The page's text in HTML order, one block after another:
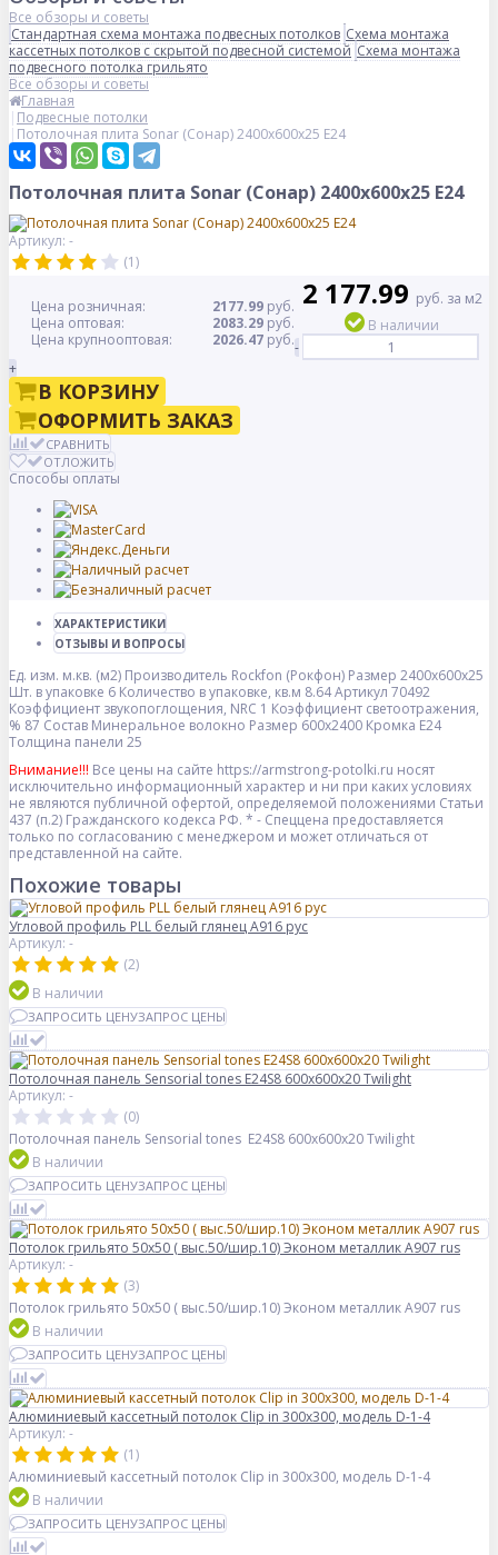
Все обзоры и советы
Стандартная схема монтажа подвесных потолков Схема монтажа
кассетных потолков с скрытой подвесной системой Схема монтажа
подвесного потолка грильято
Все обзоры и советы
Главная
Подвесные потолки
Потолочная плита Sonar (Сонар) 2400x600x25 E24
Потолочная плита Sonar (Сонар) 2400x600x25 E24
Артикул: -
(1)
Цена розничная: 2177.99 руб.
Цена оптовая:
2083.29 руб.
Цена крупнооптовая:
2026.47 руб.
2 177.99 руб. за м2
В наличии
-
+
В КОРЗИНУ
ОФОРМИТЬ ЗАКАЗ
СРАВНИТЬ
ОТЛОЖИТЬ
Способы оплаты
ХАРАКТЕРИСТИКИ
ОТЗЫВЫ И ВОПРОСЫ
Ед. изм. м.кв. (м2) Производитель Rockfon (Рокфон) Размер 2400x600x25
Шт. в упаковке 6 Количество в упаковке, кв.м 8.64Артикул 70492
Коэффициент звукопоглощения, NRC 1 Коэффициент светоотражения,
% 87 Состав Минеральное волокно Размер 600x2400 Кромка E24
Толщина панели 25
Внимание!!! Все цены на сайте https://armstrong-potolki.ru носят
исключительно информационный характер и ни при каких условиях
не являются публичной офертой, определяемой положениями Статьи
437 (п.2) Гражданского кодекса РФ. * - Спеццена предоставляется
только по согласованию с менеджером и может отличаться от
представленной на сайте.
Похожие товары
Угловой профиль PLL белый глянец А916 рус
Артикул: -
(2)
В наличии
ЗАПРОСИТЬ ЦЕНУЗАПРОС ЦЕНЫ
Потолочная панель Sensorial tones E24S8 600x600x20 Twilight
Артикул: -
(0)
Потолочная панель Sensorial tones E24S8 600x600x20 Twilight
В наличии
ЗАПРОСИТЬ ЦЕНУЗАПРОС ЦЕНЫ
Потолок грильято 50х50 ( выс.50/шир.10) Эконом металлик А907 rus
Артикул: -
(3)
Потолок грильято 50х50 ( выс.50/шир.10) Эконом металлик А907 rus
В наличии
ЗАПРОСИТЬ ЦЕНУЗАПРОС ЦЕНЫ
Алюминиевый кассетный потолок Clip in 300х300, модель D-1-4
Артикул: -
(1)
Алюминиевый кассетный потолок Clip in 300х300, модель D-1-4
В наличии
ЗАПРОСИТЬ ЦЕНУЗАПРОС ЦЕНЫ